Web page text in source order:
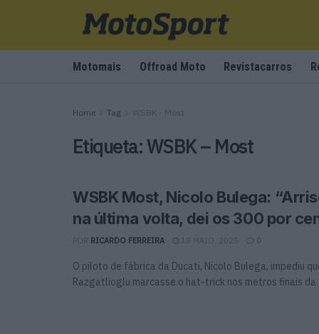
Motomais Offroad Moto Revistacarros
Home Tag WSBK - Most
Etiqueta:WSBK – Most
WSBK Most, Nicolo Bulega:
na última volta, dei os 300 por
RICARDO FERREIRA 18 MAIO, 2025 0
O piloto de fábrica da Ducati, Nicolo Bulega, impediu
Razgatlioglu marcasse o hat-trick nos metros finais da